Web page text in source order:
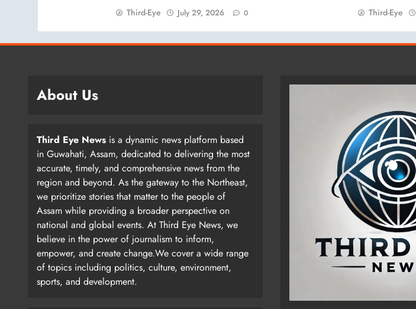
Third-Eye July 29, 2026 0 Third-Eye
About Us
Third Eye News is a dynamic news platform based
in Guwahati, Assam, dedicated to delivering the most
accurate, timely, and comprehensive news from the
region and beyond. As the gateway to the Northeast,
we prioritize stories that matter to the people of
Assam while providing a broader perspective on
national and global events. At Third Eye News, we
believe in the power of journalism to inform,
empower, and create change.We cover a wide range
of topics including politics, culture, environment,
sports, and development.